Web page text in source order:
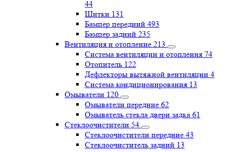
44
Щитки 131
Бампер передний 493
Бампер задний 235
Вентиляция и отопление 213
Система вентиляции и отопления 74
Отопитель 122
Дефлекторы вытяжной вентиляции 4
Система кондиционирования 13
Омыватели 120
Омыватели передние 62
Омыватель стекла двери задка 61
Стеклоочистители 54
Стеклоочистители передние 43
Стеклоочиститель задний 13